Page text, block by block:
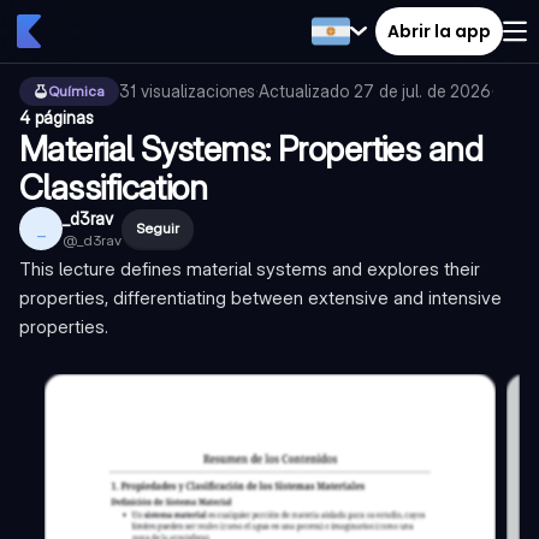
Abrir la app
Química 31 visualizaciones·Actualizado 27 de jul. de 2026·
4 páginas
Material Systems: Properties and
Classification
_d3rav
@ _d3rav
Seguir
This lecture defines material systems and explores their
properties, differentiating between extensive and intensive
properties.